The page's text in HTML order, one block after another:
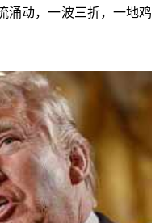
动，一波三折，一地鸡